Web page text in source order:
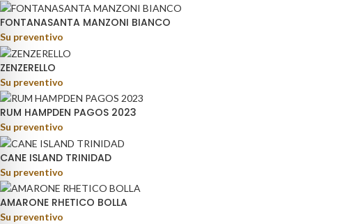
FONTANASANTA MANZONI BIANCO
Su preventivo
ZENZERELLO
Su preventivo
RUM HAMPDEN PAGOS 2023
Su preventivo
CANE ISLAND TRINIDAD
Su preventivo
AMARONE RHETICO BOLLA
Su preventivo